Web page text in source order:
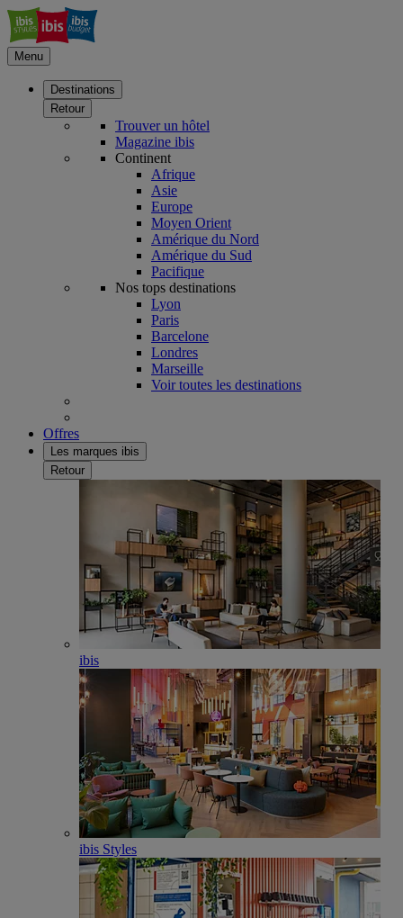
Menu
Destinations
Retour
Trouver un hôtel
Magazine ibis
Continent
Afrique
Asie
Europe
Moyen Orient
Amérique du Nord
Amérique du Sud
Pacifique
Nos tops destinations
Lyon
Paris
Barcelone
Londres
Marseille
Voir toutes les destinations
Offres
Les marques ibis
Retour
ibis
ibis Styles